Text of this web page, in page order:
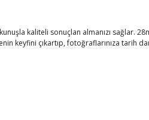
kaliteli sonuçlan almanızı sağlar.
keyfini çıkartıp, fotoğraflarınıza tarih